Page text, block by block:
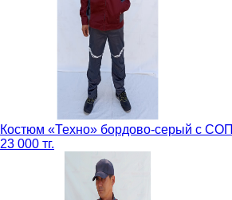
Костюм «Техно» бордово-серый с СОП
23 000 тг.